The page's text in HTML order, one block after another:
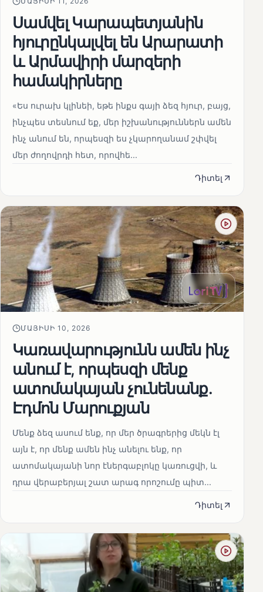
Սամվել Կարապետյանին
հյուրընկալվել են Արարատի
և Արմավիրի մարզերի
համակիրները
«Ես ուրախ կլինեի, եթե ինքս գայի ձեզ հյուր, բայց,
ինչպես տեսնում եք, մեր իշխանություններն ամեն
ինչ անում են, որպեսզի ես չկարողանամ շփվել
մեր ժողովրդի հետ, որովհե...
Դիտել
ՄԱՅԻՍԻ 10, 2026
Կառավարությունն ամեն ինչ
անում է, որպեսզի մենք
ատոմակայան չունենանք․
Էդմոն Մարուքյան
Մենք ձեզ ասում ենք, որ մեր ծրագրերից մեկն էլ
այն է, որ մենք ամեն ինչ անելու ենք, որ
ատոմակայանի նոր էներգաբլոկը կառուցվի, և
դրա վերաբերյալ շատ արագ որոշումը պիտ...
Դիտել